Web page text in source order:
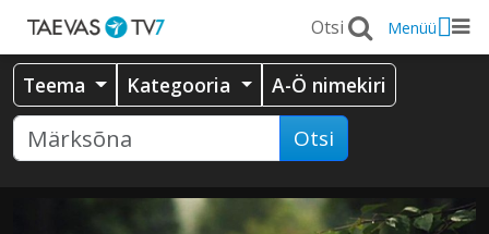
Menüü
Teema Kategooria A-Ö nimekiri
Otsi